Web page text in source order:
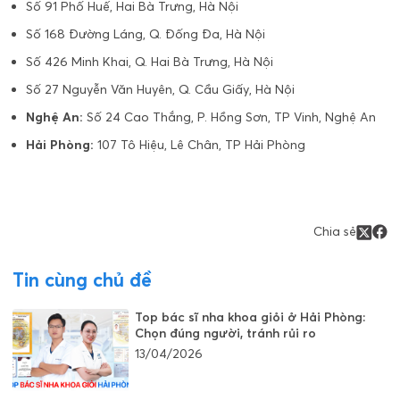
Số 91 Phố Huế, Hai Bà Trưng, Hà Nội
Số 168 Đường Láng, Q. Đống Đa, Hà Nội
Số 426 Minh Khai, Q. Hai Bà Trưng, Hà Nội
Số 27 Nguyễn Văn Huyên, Q. Cầu Giấy, Hà Nội
Nghệ An: Số 24 Cao Thắng, P. Hồng Sơn, TP Vinh, Nghệ An
Hải Phòng: 107 Tô Hiệu, Lê Chân, TP Hải Phòng
Chia sẻ
Tin cùng chủ đề
Top bác sĩ nha khoa giỏi ở Hải Phòng:
Chọn đúng người, tránh rủi ro
13/04/2026